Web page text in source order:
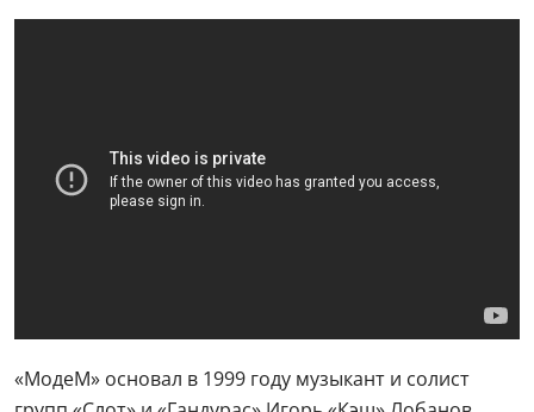
«МодеМ» основал в 1999 году музыкант и солист